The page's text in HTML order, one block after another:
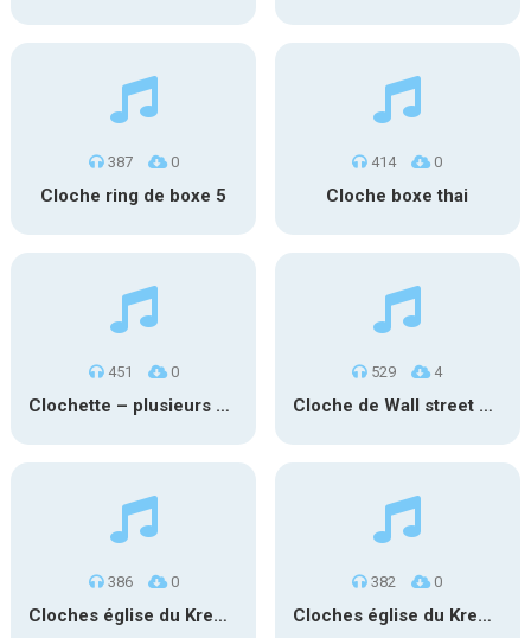
387 0
Cloche ring de boxe 5
414 0
Cloche boxe thai
451 0
Clochette – plusieurs coups
529 4
Cloche de Wall street – ouverture
386 0
Cloches église du Kremlin – Russie
382 0
Cloches église du Kremlin – Russie 2